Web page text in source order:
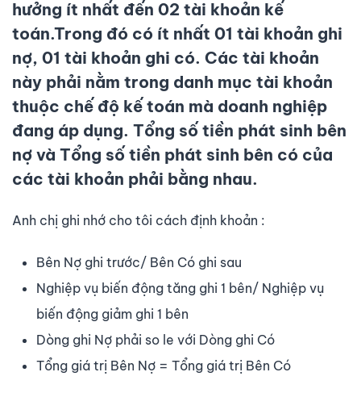
hưởng ít nhất đến 02 tài khoản kế
toán.Trong đó có ít nhất 01 tài khoản ghi
nợ, 01 tài khoản ghi có. Các tài khoản
này phải nằm trong danh mục tài khoản
thuộc chế độ kế toán mà doanh nghiệp
đang áp dụng. Tổng số tiền phát sinh bên
nợ và Tổng số tiền phát sinh bên có của
các tài khoản phải bằng nhau.
Anh chị ghi nhớ cho tôi cách định khoản :
Bên Nợ ghi trước/ Bên Có ghi sau
Nghiệp vụ biến động tăng ghi 1 bên/ Nghiệp vụ
biến động giảm ghi 1 bên
Dòng ghi Nợ phải so le với Dòng ghi Có
Tổng giá trị Bên Nợ = Tổng giá trị Bên Có